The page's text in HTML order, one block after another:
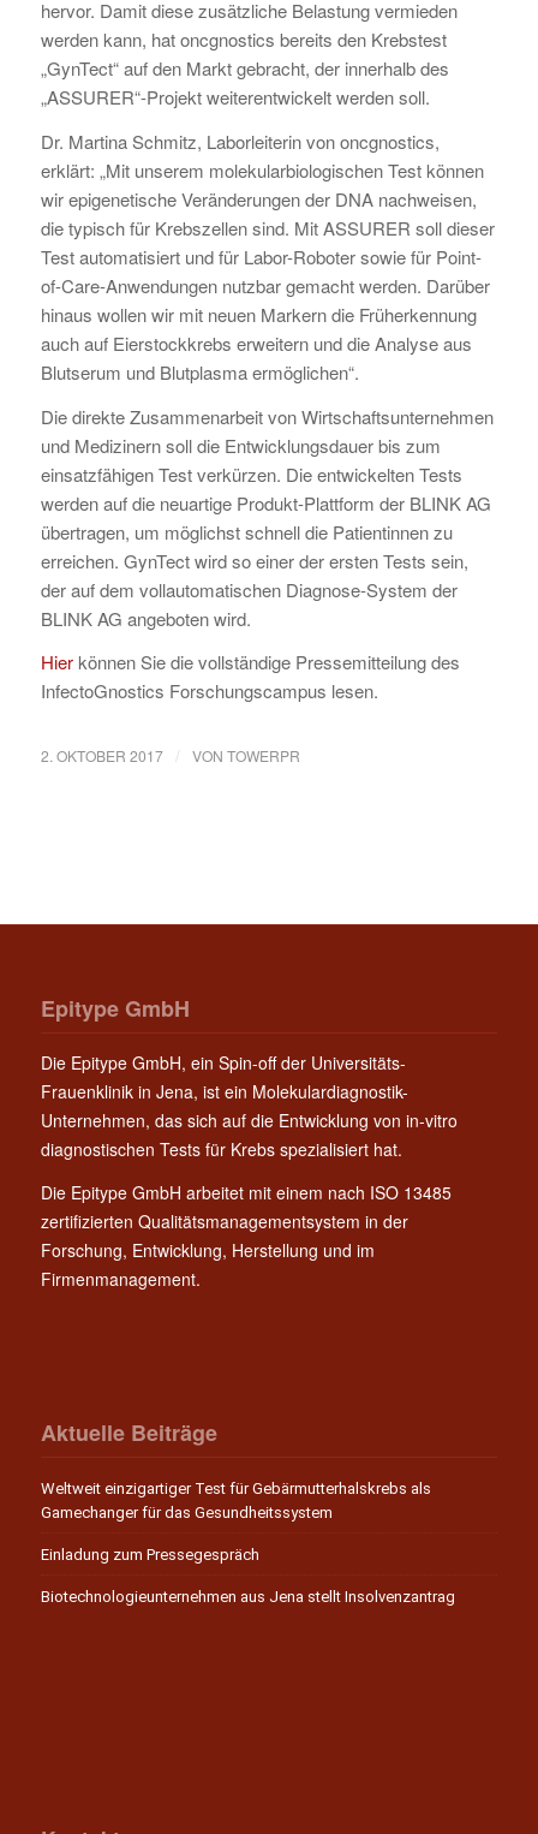
hervor. Damit diese zusätzliche Belastung vermieden
werden kann, hat oncgnostics bereits den Krebstest
„GynTect“ auf den Markt gebracht, der innerhalb des
„ASSURER“-Projekt weiterentwickelt werden soll.
Dr. Martina Schmitz, Laborleiterin von oncgnostics,
erklärt: „Mit unserem molekularbiologischen Test können
wir epigenetische Veränderungen der DNA nachweisen,
die typisch für Krebszellen sind. Mit ASSURER soll dieser
Test automatisiert und für Labor-Roboter sowie für Point-
of-Care-Anwendungen nutzbar gemacht werden. Darüber
hinaus wollen wir mit neuen Markern die Früherkennung
auch auf Eierstockkrebs erweitern und die Analyse aus
Blutserum und Blutplasma ermöglichen“.
Die direkte Zusammenarbeit von Wirtschaftsunternehmen
und Medizinern soll die Entwicklungsdauer bis zum
einsatzfähigen Test verkürzen. Die entwickelten Tests
werden auf die neuartige Produkt-Plattform der BLINK AG
übertragen, um möglichst schnell die Patientinnen zu
erreichen. GynTect wird so einer der ersten Tests sein,
der auf dem vollautomatischen Diagnose-System der
BLINK AG angeboten wird.
Hierkönnen Sie die vollständige Pressemitteilung des
InfectoGnostics Forschungscampus lesen.
2. OKTOBER 2017 / VON TOWERPR
Epitype GmbH
Die Epitype GmbH, ein Spin-off der Universitäts-
Frauenklinik in Jena, ist ein Molekulardiagnostik-
Unternehmen, das sich auf die Entwicklung von in-vitro
diagnostischen Tests für Krebs spezialisiert hat.
Die Epitype GmbH arbeitet mit einem nach ISO 13485
zertifizierten Qualitätsmanagementsystem in der
Forschung, Entwicklung, Herstellung und im
Firmenmanagement.
Aktuelle Beiträge
Weltweit einzigartiger Test für Gebärmutterhalskrebs als
Gamechanger für das Gesundheitssystem
Einladung zum Pressegespräch
Biotechnologieunternehmen aus Jena stellt Insolvenzantrag